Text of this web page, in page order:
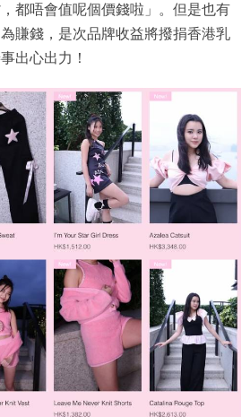
都唔會值呢個價錢啦」。但是也有
賺錢，是次品牌收益將撥捐香港乳
出心出力！